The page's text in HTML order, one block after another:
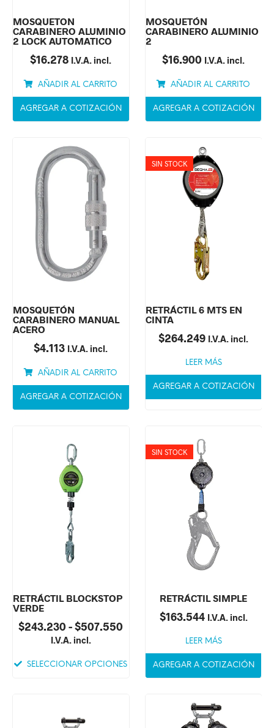
MOSQUETON
CARABINERO ALUMINIO
2 LOCK AUTOMATICO
$16.278 I.V.A. incl.
AÑADIR AL CARRITO
AGREGAR A COTIZACIÓN
MOSQUETÓN
CARABINERO ALUMINIO
2
$16.900 I.V.A. incl.
AÑADIR AL CARRITO
AGREGAR A COTIZACIÓN
MOSQUETÓN
CARABINERO MANUAL
ACERO
$4.113 I.V.A. incl.
AÑADIR AL CARRITO
AGREGAR A COTIZACIÓN
SIN STOCK
RETRÁCTIL 6 MTS EN
CINTA
$264.249 I.V.A. incl.
LEER MÁS
AGREGAR A COTIZACIÓN
RETRÁCTIL BLOCKSTOP
VERDE
$243.230-$507.550
I.V.A. incl.
SELECCIONAR OPCIONES
SIN STOCK
RETRÁCTIL SIMPLE
$163.544 I.V.A. incl.
LEER MÁS
AGREGAR A COTIZACIÓN